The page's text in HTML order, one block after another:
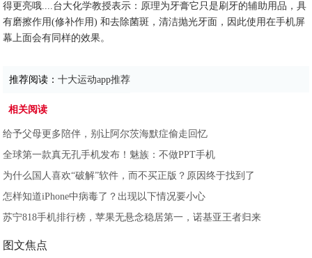
得更亮哦....台大化学教授表示：原理为牙膏它只是刷牙的辅助用品，具
有磨擦作用(修补作用) 和去除菌斑，清洁抛光牙面，因此使用在手机屏
幕上面会有同样的效果。
推荐阅读：十大运动app推荐
相关阅读
给予父母更多陪伴，别让阿尔茨海默症偷走回忆
全球第一款真无孔手机发布！魅族：不做PPT手机
为什么国人喜欢“破解”软件，而不买正版？原因终于找到了
怎样知道iPhone中病毒了？出现以下情况要小心
苏宁818手机排行榜，苹果无悬念稳居第一，诺基亚王者归来
图文焦点